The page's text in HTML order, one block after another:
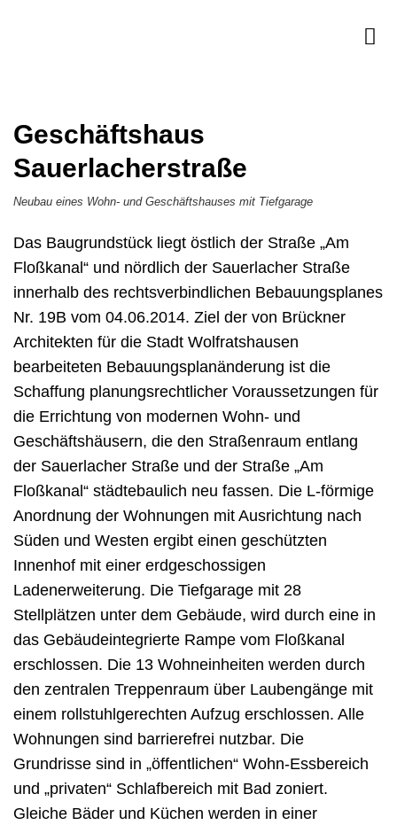
Geschäftshaus
Sauerlacherstraße
Neubau eines Wohn- und Geschäftshauses mit Tiefgarage
Das Baugrundstück liegt östlich der Straße „Am
Floßkanal“ und nördlich der Sauerlacher Straße
innerhalb des rechtsverbindlichen Bebauungsplanes
Nr. 19B vom 04.06.2014. Ziel der von Brückner
Architekten für die Stadt Wolfratshausen
bearbeiteten Bebauungsplanänderung ist die
Schaffung planungsrechtlicher Voraussetzungen für
die Errichtung von modernen Wohn- und
Geschäftshäusern, die den Straßenraum entlang
der Sauerlacher Straße und der Straße „Am
Floßkanal“ städtebaulich neu fassen. Die L-förmige
Anordnung der Wohnungen mit Ausrichtung nach
Süden und Westen ergibt einen geschützten
Innenhof mit einer erdgeschossigen
Ladenerweiterung. Die Tiefgarage mit 28
Stellplätzen unter dem Gebäude, wird durch eine in
das Gebäudeintegrierte Rampe vom Floßkanal
erschlossen. Die 13 Wohneinheiten werden durch
den zentralen Treppenraum über Laubengänge mit
einem rollstuhlgerechten Aufzug erschlossen. Alle
Wohnungen sind barrierefrei nutzbar. Die
Grundrisse sind in „öffentlichen“ Wohn-Essbereich
und „privaten“ Schlafbereich mit Bad zoniert.
Gleiche Bäder und Küchen werden in einer